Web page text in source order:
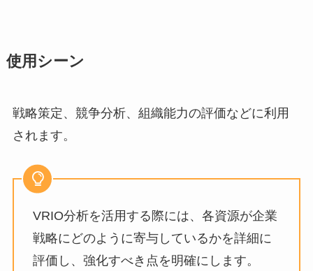
使用シーン
戦略策定、競争分析、組織能力の評価などに利用
されます。
VRIO分析を活用する際には、各資源が企業
戦略にどのように寄与しているかを詳細に
評価し、強化すべき点を明確にします。